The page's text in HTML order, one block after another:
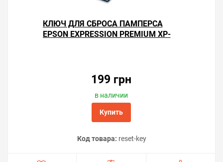
КЛЮЧ ДЛЯ СБРОСА ПАМПЕРСА
EPSON EXPRESSION PREMIUM XP-
199 грн
в наличии
Купить
Код товара: reset-key